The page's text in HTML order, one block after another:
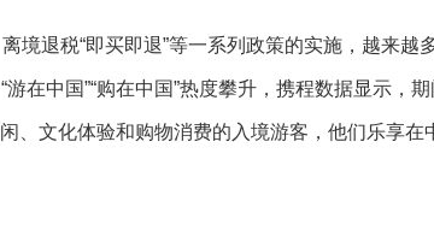
境退税“即买即退”等一系列政策的实施，越来越
在中国”“购在中国”热度攀升，携程数据显示，
、文化体验和购物消费的入境游客，他们乐享在